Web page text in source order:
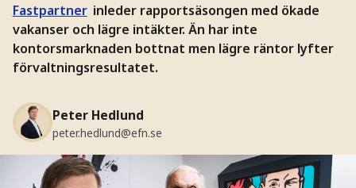
Fastpartner inleder rapportsäsongen med ökade
vakanser och lägre intäkter. Än har inte
kontorsmarknaden bottnat men lägre räntor lyfter
förvaltningsresultatet.
Peter Hedlund
peter.hedlund@efn.se